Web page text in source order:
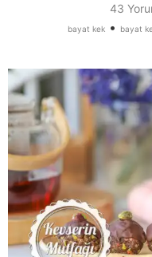
43
bayat kek• bayat